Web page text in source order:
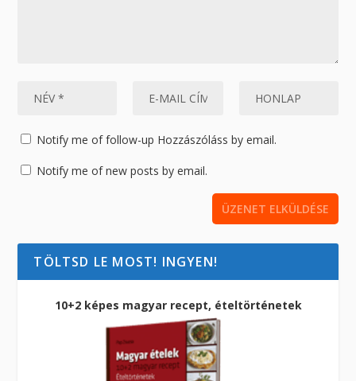
Notify me of follow-up Hozzászóláss by email.
Notify me of new posts by email.
TÖLTSD LE MOST! INGYEN!
10+2 képes magyar recept, ételtörténetek